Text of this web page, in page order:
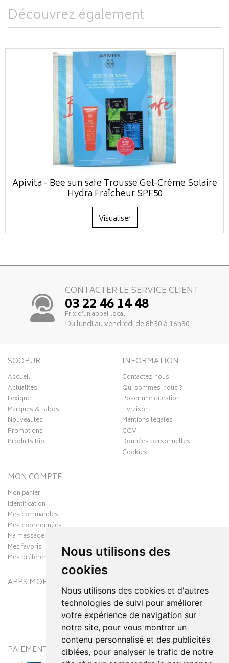
Nous utilisons des
cookies
Nous utilisons des cookies et d'autres
technologies de suivi pour améliorer
votre expérience de navigation sur
notre site, pour vous montrer un
contenu personnalisé et des publicités
ciblées, pour analyser le trafic de notre
Découvrez également
Apivita - Bee sun safe Trousse Gel-Crème Solaire
Hydra Fraîcheur SPF50
Visualiser
CONTACTER LE SERVICE CLIENT
03 22 46 14 48
Prix d’un appel local
Du lundi au vendredi de 8h30 à 16h30
SOOPUR
Accueil
Actualités
Lexique
Marques & Labos
Nouveautés
Promotions
Produits Bio
INFORMATION
Contactez-nous
Qui sommes-nous ?
Poser une question
Livraison
Mentions légales
CGV
Données personnelles
Cookies
MON COMPTE
Mon panier
Identification
Mes commandes
Mes coordonnées
Ma messagerie
Mes favoris
Mes préférences Cookies
APPS MOBILES
PAIEMENT SÉCURISÉ MODES DE LIVRAISON